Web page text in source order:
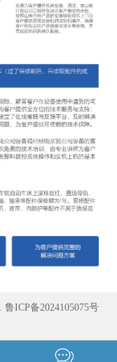
鲁ICP备2024105075号
